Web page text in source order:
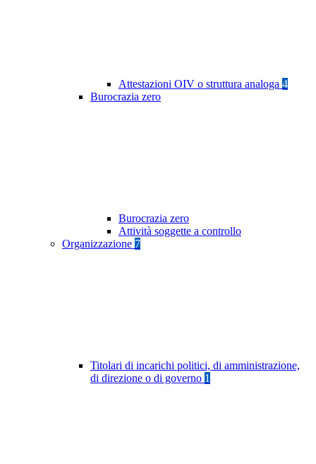
Attestazioni OIV o struttura analoga 4
Burocrazia zero
Burocrazia zero
Attività soggette a controllo
Organizzazione 7
Titolari di incarichi politici, di amministrazione,
di direzione o di governo 1